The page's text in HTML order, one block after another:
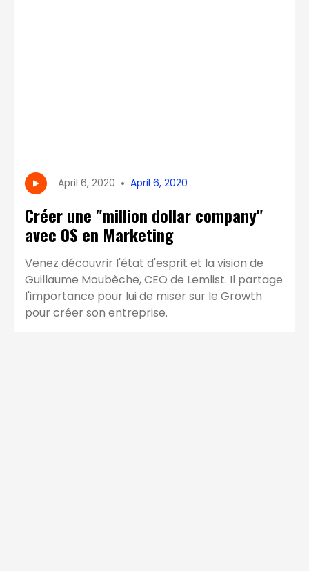
April 6, 2020 • April 6, 2020
Créer une "million dollar company"
avec 0$ en Marketing
Venez découvrir l'état d'esprit et la vision de
Guillaume Moubèche, CEO de Lemlist. Il partage
l'importance pour lui de miser sur le Growth
pour créer son entreprise.